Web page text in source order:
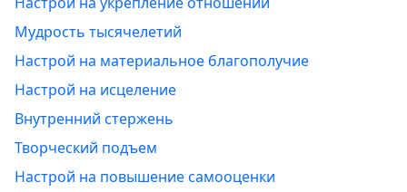
Мудрость тысячелетий
Настрой на материальное благополучие
Настрой на исцеление
Внутренний стержень
Творческий подъем
Настрой на повышение самооценки